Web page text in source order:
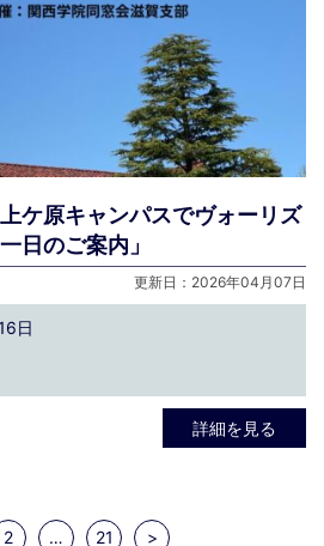
ケ原キャンパスでヴォーリズ
日のご案内」
更新日：2026年04月07日
日
詳細を見る
2 … 21 >